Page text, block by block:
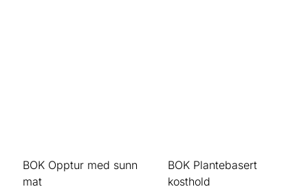
BOK Opptur med sunn
mat
BOK Plantebasert
kosthold